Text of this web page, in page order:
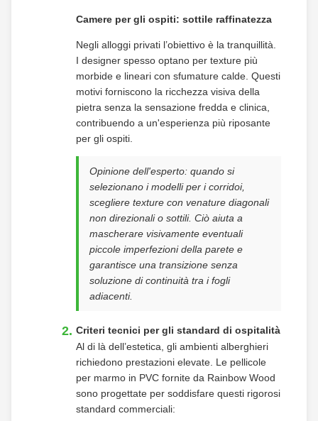
Camere per gli ospiti: sottile raffinatezza
Negli alloggi privati ​​l’obiettivo è la tranquillità.
I designer spesso optano per texture più
morbide e lineari con sfumature calde. Questi
motivi forniscono la ricchezza visiva della
pietra senza la sensazione fredda e clinica,
contribuendo a un'esperienza più riposante
per gli ospiti.
Opinione dell'esperto: quando si
selezionano i modelli per i corridoi,
scegliere texture con venature diagonali
non direzionali o sottili. Ciò aiuta a
mascherare visivamente eventuali
piccole imperfezioni della parete e
garantisce una transizione senza
soluzione di continuità tra i fogli
adiacenti.
Criteri tecnici per gli standard di ospitalità
Al di là dell’estetica, gli ambienti alberghieri
richiedono prestazioni elevate. Le pellicole
per marmo in PVC fornite da Rainbow Wood
sono progettate per soddisfare questi rigorosi
standard commerciali: